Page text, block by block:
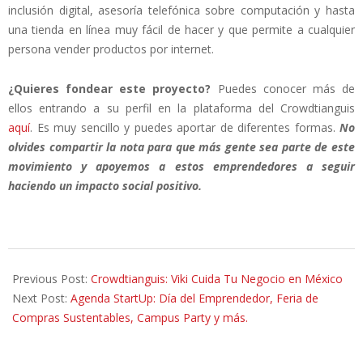
inclusión digital, asesoría telefónica sobre computación y hasta
una tienda en línea muy fácil de hacer y que permite a cualquier
persona vender productos por internet.
¿Quieres fondear este proyecto? Puedes conocer más de
ellos entrando a su perfil en la plataforma del Crowdtianguis
aquí. Es muy sencillo y puedes aportar de diferentes formas. No
olvides compartir la nota para que más gente sea parte de este
movimiento y apoyemos a estos emprendedores a seguir
haciendo un impacto social positivo.
05-
23
Previous Post: Crowdtianguis: Viki Cuida Tu Negocio en México
Next Post: Agenda StartUp: Día del Emprendedor, Feria de
Compras Sustentables, Campus Party y más.